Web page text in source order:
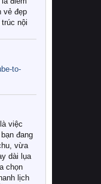
vẻ đẹp
nội
dạng
mã
chọn
cao
hợp với
gia
lời
đây.
lại ưa
to-
việc
đang
vừa
dài lụa
chọn
lịch